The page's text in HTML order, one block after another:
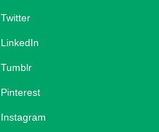
Twitter
LinkedIn
Tumblr
Pinterest
Instagram